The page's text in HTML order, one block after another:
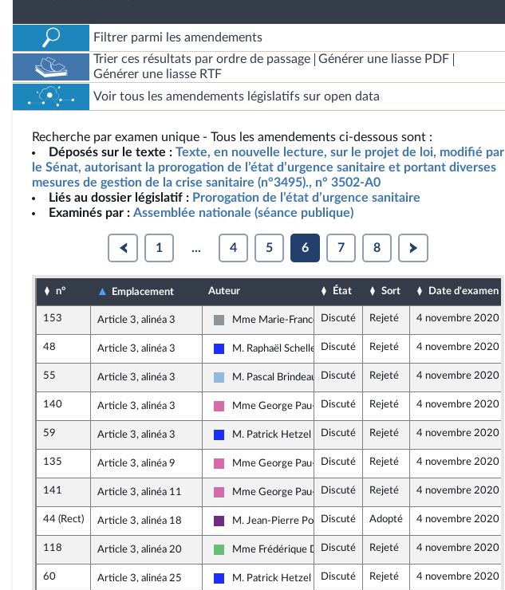
Filtrer parmi les amendements
Trier ces résultats par ordre de passage
Générer une liasse PDF
Générer une liasse RTF
Voir tous les amendements législatifs sur open data
Recherche par examen unique - Tous les amendements ci-dessous sont :
Déposés sur le texte : Texte, en nouvelle lecture, sur le projet de loi, modifié par
le Sénat, autorisant la prorogation de l’état d’urgence sanitaire et portant diverses
mesures de gestion de la crise sanitaire (n°3495)., n° 3502-A0
Liés au dossier législatif : Prorogation de l’état d’urgence sanitaire
Examinés par : Assemblée nationale (séance publique)
1 ... 4 5 6 7 8
n° Emplacement Auteur État Sort Date d'examen
153 Article 3, alinéa 3
Non inscrit
Mme Marie-France Lorho
Discuté Rejeté 4 novembre 2020
48 Article 3, alinéa 3
Les Républicains
M. Raphaël Schellenberger
Discuté Rejeté 4 novembre 2020
55 Article 3, alinéa 3
UDI et Indépendants
M. Pascal Brindeau Discuté Rejeté 4 novembre 2020
140 Article 3, alinéa 3
Socialistes et apparentés
Mme George Pau-Langevin
Discuté Rejeté 4 novembre 2020
59 Article 3, alinéa 3
Les Républicains
M. Patrick Hetzel Discuté Rejeté 4 novembre 2020
135 Article 3, alinéa 9
Socialistes et apparentés
Mme George Pau-Langevin
Discuté Rejeté 4 novembre 2020
141 Article 3, alinéa 11
Socialistes et apparentés
Mme George Pau-Langevin
Discuté Rejeté 4 novembre 2020
44 (Rect) Article 3, alinéa 18
La République en Marche
M. Jean-Pierre PontDiscuté Adopté 4 novembre 2020
118 Article 3, alinéa 20
Libertés et Territoires
Mme Frédérique Dumas
Discuté Rejeté 4 novembre 2020
60 Article 3, alinéa 25
Les Républicains
M. Patrick Hetzel Discuté Rejeté 4 novembre 2020